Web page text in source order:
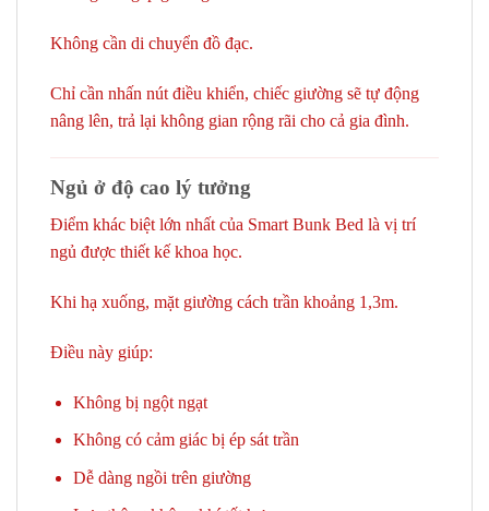
Không cần di chuyển đồ đạc.
Chỉ cần nhấn nút điều khiển, chiếc giường sẽ tự động
nâng lên, trả lại không gian rộng rãi cho cả gia đình.
Ngủ ở độ cao lý tưởng
Điểm khác biệt lớn nhất của Smart Bunk Bed là vị trí
ngủ được thiết kế khoa học.
Khi hạ xuống, mặt giường cách trần khoảng 1,3m.
Điều này giúp:
Không bị ngột ngạt
Không có cảm giác bị ép sát trần
Dễ dàng ngồi trên giường